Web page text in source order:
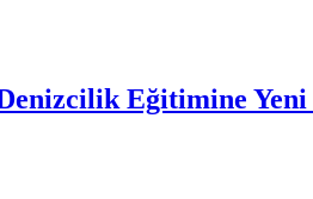
Eğitimine Yeni